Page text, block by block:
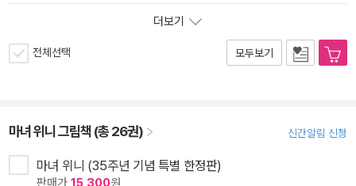
더보기
전체선택 모두보기
마녀 위니 그림책 (총 26권) 신간알림 신청
마녀 위니 (35주년 기념 특별 한정판)
판매가 15,300원